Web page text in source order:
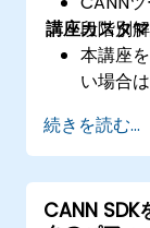
段階別
講座カスタ
本講座
い場合
続きを読む...
CANN